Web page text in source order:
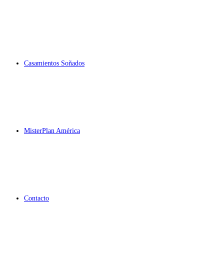
Casamientos Soñados
MisterPlan América
Contacto